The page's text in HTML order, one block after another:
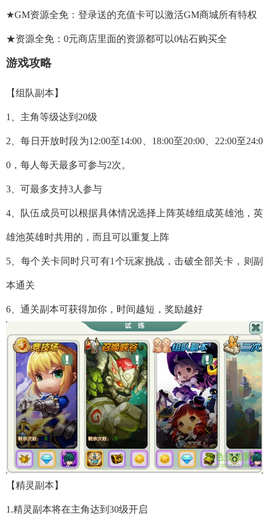
★GM资源全免：登录送的充值卡可以激活GM商城所有特权
★资源全免：0元商店里面的资源都可以0钻石购买全
游戏攻略
【组队副本】
1、主角等级达到20级
2、每日开放时段为12:00至14:00、18:00至20:00、22:00至24:0
0，每人每天最多可参与2次。
3、可最多支持3人参与
4、队伍成员可以根据具体情况选择上阵英雄组成英雄池，英
雄池英雄时共用的，而且可以重复上阵
5、每个关卡同时只可有1个玩家挑战，击破全部关卡，则副
本通关
6、通关副本可获得加你，时间越短，奖励越好
【精灵副本】
1.精灵副本将在主角达到30级开启